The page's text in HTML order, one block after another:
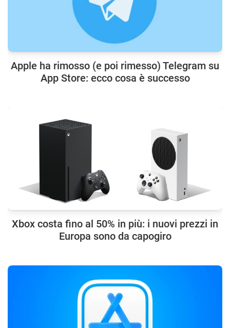
Apple ha rimosso (e poi rimesso) Telegram su
App Store: ecco cosa è successo
Xbox costa fino al 50% in più: i nuovi prezzi in
Europa sono da capogiro